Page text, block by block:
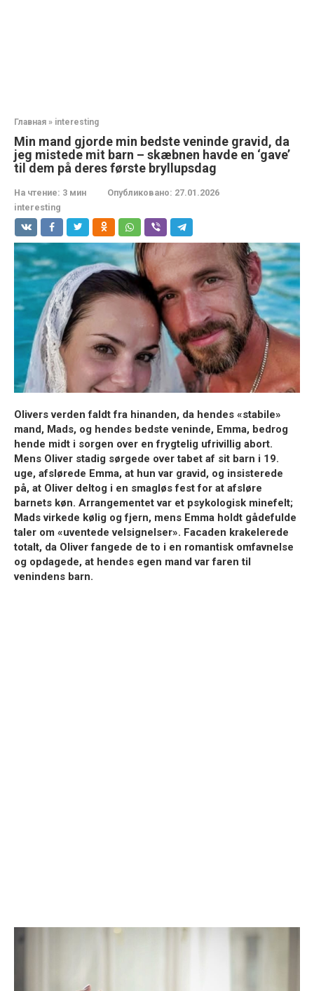
Главная » interesting
Min mand gjorde min bedste veninde gravid, da
jeg mistede mit barn – skæbnen havde en ‘gave’
til dem på deres første bryllupsdag
На чтение: 3 мин Опубликовано: 27.01.2026
interesting
Olivers verden faldt fra hinanden, da hendes «stabile»
mand, Mads, og hendes bedste veninde, Emma, bedrog
hende midt i sorgen over en frygtelig ufrivillig abort.
Mens Oliver stadig sørgede over tabet af sit barn i 19.
uge, afslørede Emma, at hun var gravid, og insisterede
på, at Oliver deltog i en smagløs fest for at afsløre
barnets køn. Arrangementet var et psykologisk minefelt;
Mads virkede kølig og fjern, mens Emma holdt gådefulde
taler om «uventede velsignelser». Facaden krakelerede
totalt, da Oliver fangede de to i en romantisk omfavnelse
og opdagede, at hendes egen mand var faren til
venindens barn.